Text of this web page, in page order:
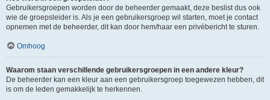
Gebruikersgroepen worden door de beheerder gemaakt, deze beslist dus ook
wie de groepsleider is. Als je een gebruikersgroep wil starten, moet je contact
opnemen met de beheerder, dit kan door hem/haar een privébericht te sturen.
Omhoog
Waarom staan verschillende gebruikersgroepen in een andere kleur?
De beheerder kan een kleur aan een gebruikersgroep toegewezen hebben, dit
is om de leden gemakkelijk te herkennen.